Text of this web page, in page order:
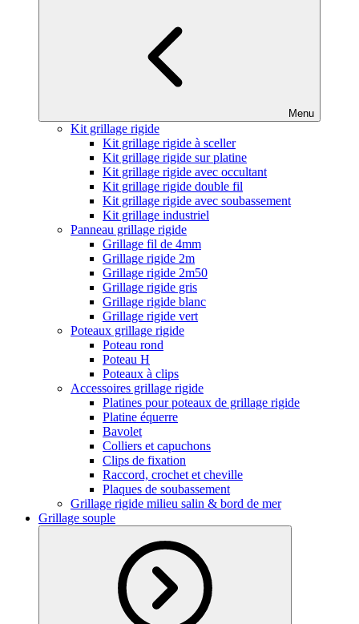
Menu
Kit grillage rigide
Kit grillage rigide à sceller
Kit grillage rigide sur platine
Kit grillage rigide avec occultant
Kit grillage rigide double fil
Kit grillage rigide avec soubassement
Kit grillage industriel
Panneau grillage rigide
Grillage fil de 4mm
Grillage rigide 2m
Grillage rigide 2m50
Grillage rigide gris
Grillage rigide blanc
Grillage rigide vert
Poteaux grillage rigide
Poteau rond
Poteau H
Poteaux à clips
Accessoires grillage rigide
Platines pour poteaux de grillage rigide
Platine équerre
Bavolet
Colliers et capuchons
Clips de fixation
Raccord, crochet et cheville
Plaques de soubassement
Grillage rigide milieu salin & bord de mer
Grillage souple